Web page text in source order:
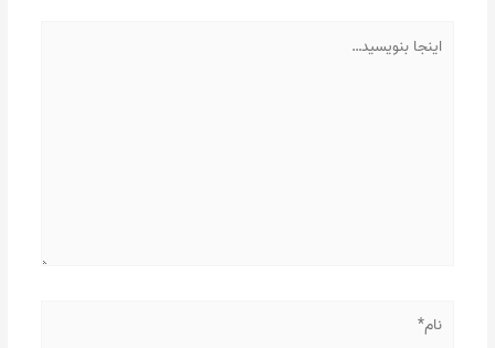
بنویسید…